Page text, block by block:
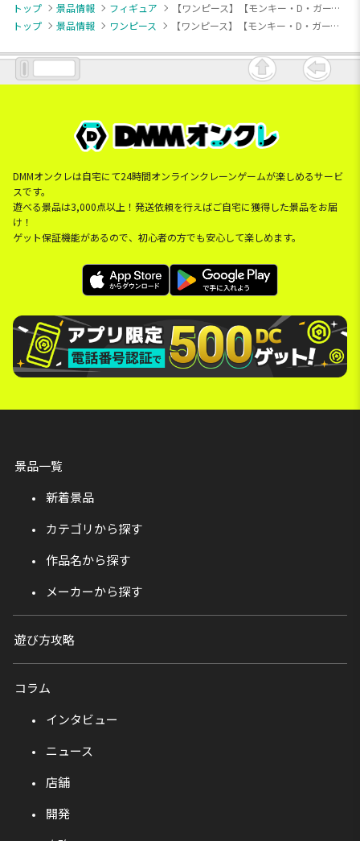
トップ 景品情報 フィギュア
【ワンピース】【モンキー・D・ガープ】ワンピース BATTLE RECORD COLLECTION-MONKEY.D.GARP Ⅱ-
トップ
景品情報 ワンピース 【ワンピース】【モンキー・D・ガープ】ワンピース BATTLE RECORD COLLECTION-MONKEY.D.GARP Ⅱ-
DMMオンクレは自宅にて24時間オンラインクレーンゲームが楽しめるサービ
スです。
遊べる景品は3,000点以上！発送依頼を行えばご自宅に獲得した景品をお届
け！
ゲット保証機能があるので、初心者の方でも安心して楽しめます。
景品一覧
新着景品
カテゴリから探す
作品名から探す
メーカーから探す
遊び方攻略
コラム
インタビュー
ニュース
店舗
開発